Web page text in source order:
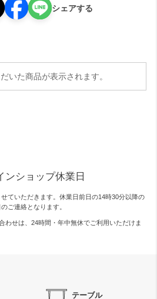
シェアする
いた商品が表示されます。
ンショップ休業日
ていただきます。休業日前日の14時30分以降の
ご連絡となります。
わせは、 24時間・年中無休でご利用いただけま
テーブル